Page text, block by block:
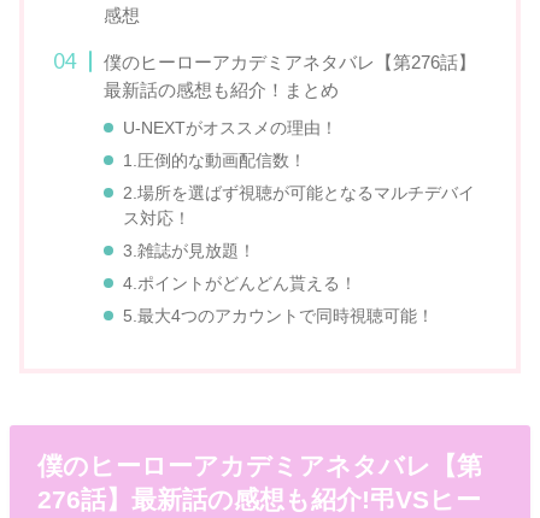
感想
僕のヒーローアカデミアネタバレ【第276話】
最新話の感想も紹介！まとめ
U-NEXTがオススメの理由！
1.圧倒的な動画配信数！
2.場所を選ばず視聴が可能となるマルチデバイ
ス対応！
3.雑誌が見放題！
4.ポイントがどんどん貰える！
5.最大4つのアカウントで同時視聴可能！
僕のヒーローアカデミアネタバレ【第
276話】最新話の感想も紹介!弔VSヒー